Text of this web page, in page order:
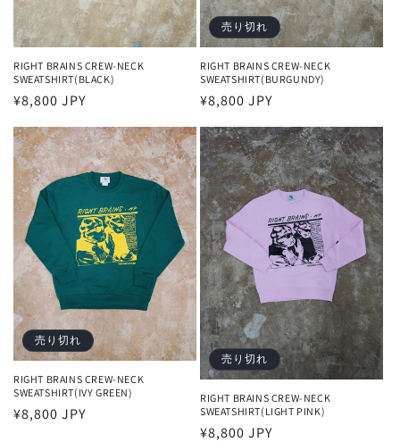
RIGHT BRAINS CREW-NECK
SWEATSHIRT(BLACK)
通
常
価
格
¥8,800 JPY
売り切れ
RIGHT BRAINS CREW-NECK
SWEATSHIRT(BURGUNDY)
通
常
価
格
¥8,800 JPY
売り切れ
RIGHT BRAINS CREW-NECK
SWEATSHIRT(IVY GREEN)
通
¥8,800 JPY
売り切れ
RIGHT BRAINS CREW-NECK
SWEATSHIRT(LIGHT PINK)
通
¥8,800 JPY